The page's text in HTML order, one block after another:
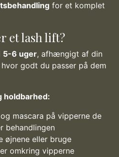
for et komplet
et lash lift?
5-6 uger, afhængigt af din
godt du passer på dem
holdbarhed:
mascara på vipperne de
behandlingen
øjnene eller bruge
omkring vipperne